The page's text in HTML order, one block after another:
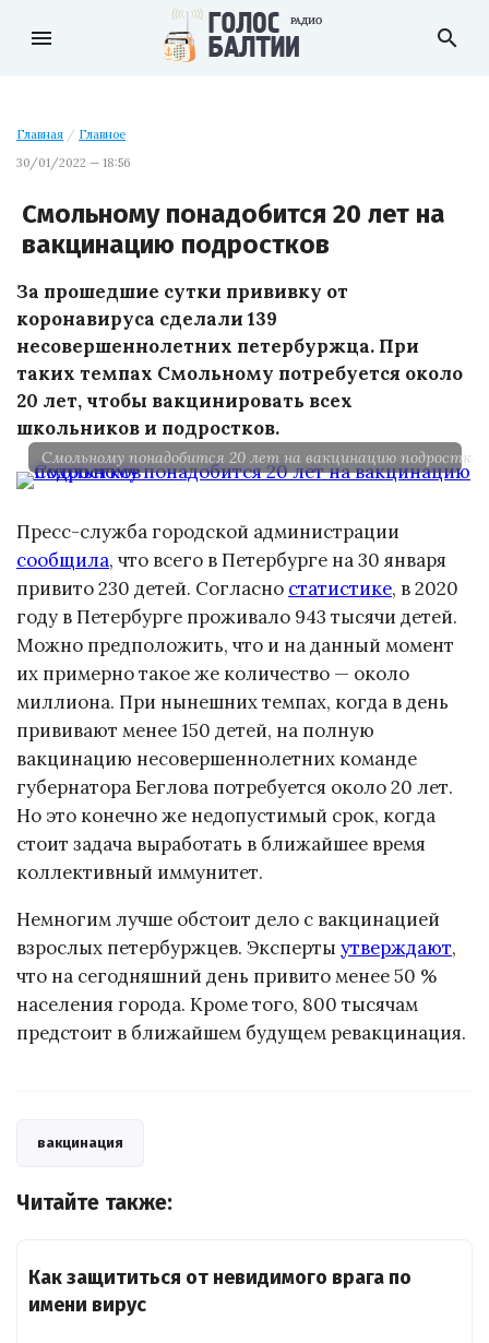
menu search
Главная / Главное
30/01/2022 — 18:56
Смольному понадобится 20 лет на
вакцинацию подростков
За прошедшие сутки прививку от
коронавируса сделали 139
несовершеннолетних петербуржца. При
таких темпах Смольному потребуется около
20 лет, чтобы вакцинировать всех
школьников и подростков.
Смольному понадобится 20 лет на вакцинацию подростков
Пресс-служба городской администрации
сообщила, что всего в Петербурге на 30 января
привито 230 детей. Согласно статистике, в 2020
году в Петербурге проживало 943 тысячи детей.
Можно предположить, что и на данный момент
их примерно такое же количество — около
миллиона. При нынешних темпах, когда в день
прививают менее 150 детей, на полную
вакцинацию несовершеннолетних команде
губернатора Беглова потребуется около 20 лет.
Но это конечно же недопустимый срок, когда
стоит задача выработать в ближайшее время
коллективный иммунитет.
Немногим лучше обстоит дело с вакцинацией
взрослых петербуржцев. Эксперты утверждают,
что на сегодняшний день привито менее 50 %
населения города. Кроме того, 800 тысячам
предстоит в ближайшем будущем ревакцинация.
вакцинация
Читайте также:
Как защититься от невидимого врага по
имени вирус